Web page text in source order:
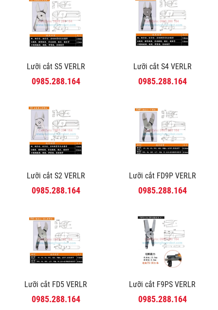
Lưỡi cắt S5 VERLR
0985.288.164
Lưỡi cắt S4 VERLR
0985.288.164
Lưỡi cắt S2 VERLR
0985.288.164
Lưỡi cắt FD9P VERLR
0985.288.164
Lưỡi cắt FD5 VERLR
0985.288.164
Lưỡi cắt F9PS VERLR
0985.288.164